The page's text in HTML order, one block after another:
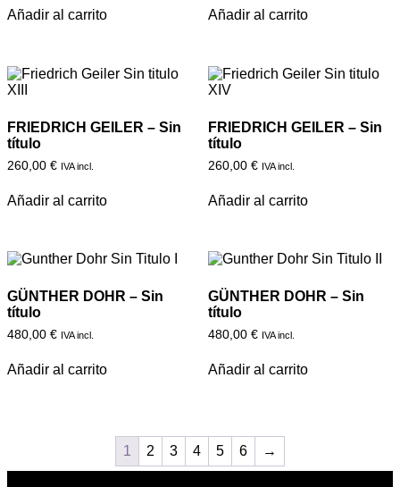
Añadir al carrito Añadir al carrito
FRIEDRICH GEILER – Sin
título
260,00 € IVA incl.
Añadir al carrito
FRIEDRICH GEILER – Sin
título
260,00 € IVA incl.
Añadir al carrito
GÜNTHER DOHR – Sin
título
480,00 € IVA incl.
Añadir al carrito
GÜNTHER DOHR – Sin
título
480,00 € IVA incl.
Añadir al carrito
1 2 3 4 5 6 →